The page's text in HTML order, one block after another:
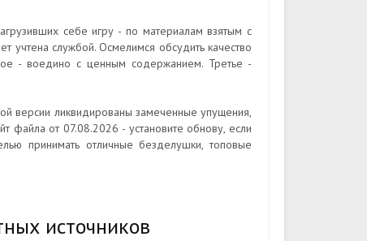
себе игру - по материалам взятым с
службой. Осмелимся обсудить качество
- воедино с ценным содержанием. Третье -
версии ликвидированы замеченные упущения,
файла от 07.08.2026 - установите обнову, если
принимать отличные безделушки, топовые
источников